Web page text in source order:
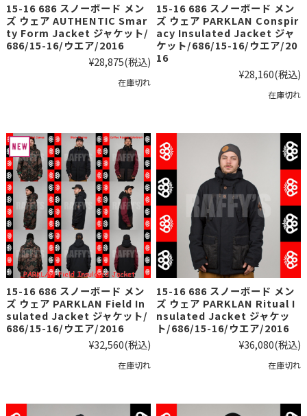
15-16 686 スノーボード メン
ズ ウェア AUTHENTIC Smar
ty Form Jacket ジャケット/
686/15-16/ウエア/2016
¥28,875(税込)
在庫切れ
15-16 686 スノーボード メン
ズ ウェア PARKLAN Conspir
acy Insulated Jacket ジャ
ケット/686/15-16/ウエア/20
16
¥28,160(税込)
在庫切れ
15-16 686 スノーボード メン
ズ ウェア PARKLAN Field In
sulated Jacket ジャケット/
686/15-16/ウエア/2016
¥32,560(税込)
在庫切れ
15-16 686 スノーボード メン
ズ ウェア PARKLAN Ritual I
nsulated Jacket ジャケッ
ト/686/15-16/ウエア/2016
¥36,080(税込)
在庫切れ